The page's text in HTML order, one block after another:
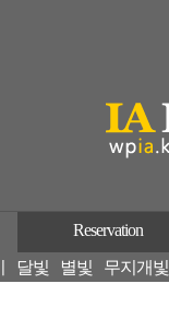
Reservation
달빛 별빛 무지개빛